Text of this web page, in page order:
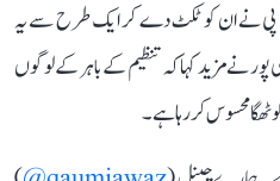
پی نے ان کو ٹکٹ دے کر ایک طرح سے یہ
نے مزید کہا کہ تنظیم کے باہر کے لوگوں
محسوس کر رہا ہے۔